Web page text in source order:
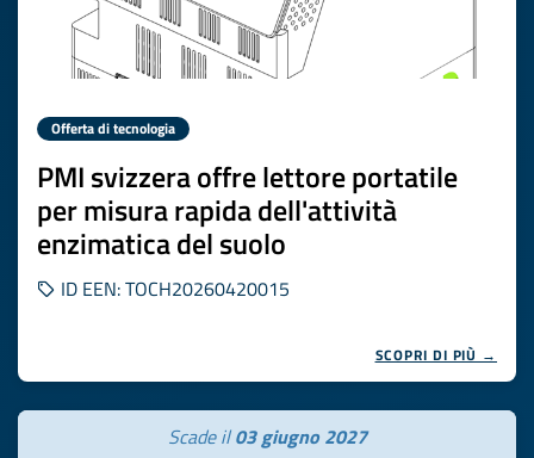
Offerta di tecnologia
PMI svizzera offre lettore portatile
per misura rapida dell'attività
enzimatica del suolo
ID EEN: TOCH20260420015
SCOPRI DI PIÙ →
Scade il03 giugno 2027